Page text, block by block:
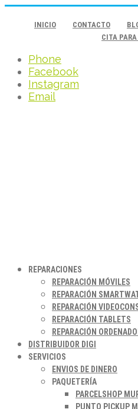
INICIO CONTACTO
CITA
Phone
Facebook
Instagram
Email
REPARACIONES
REPARACIÓN MÓVILES
REPARACIÓN
REPARACIÓN
REPARACIÓN TABLETS
REPARACIÓN
DISTRIBUIDOR DIGI
SERVICIOS
ENVIOS DE DINERO
PAQUETERÍA
PARCELSHOP
PUNTO PICKUP